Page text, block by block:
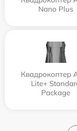
Nano Plus
Квадрокоптер
Lite+
Package